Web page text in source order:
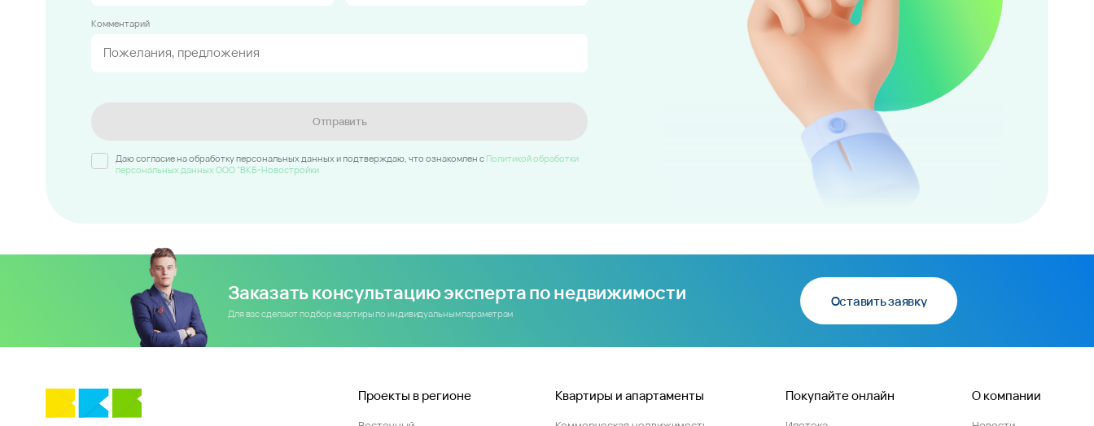
Комментарий
Отправить
Даю согласие на обработку персональных данных и подтверждаю, что ознакомлен c Политикой обработки
персональных данных ООО "ВКБ-Новостройки
Заказать консультацию эксперта по недвижимости
Для вас сделают подбор квартиры по индивидуальным параметрам
Оставить заявку
Проекты в регионе Квартиры и апартаменты Покупайте онлайн О компании